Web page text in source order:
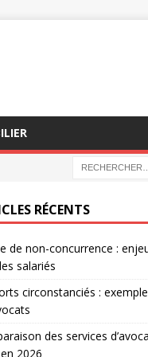
RÉCENTS
de non-concurrence :
salariés
circonstanciés :
des services
2026